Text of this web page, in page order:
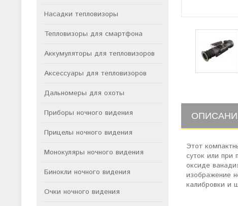
Насадки тепловизоры
Тепловизоры для смартфона
Аккумуляторы для тепловизоров
Аксессуары для тепловизоров
Дальномеры для охоты
Приборы ночного видения
Прицелы ночного видения
Монокуляры ночного видения
Бинокли ночного видения
Очки ночного видения
Этот
суток или при
оксиде
изображение
калибровки и